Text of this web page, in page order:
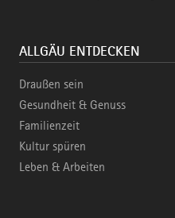
ALLGÄU ENTDECKEN
Draußen sein
Gesundheit & Genuss
Familienzeit
Kultur spüren
Leben & Arbeiten